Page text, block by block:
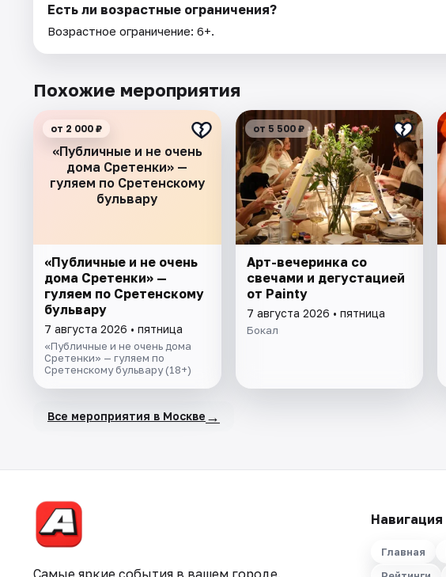
Есть ли возрастные ограничения?
Возрастное ограничение: 6+.
Похожие мероприятия
«Публичные и не очень
дома Сретенки» —
гуляем по Сретенскому
бульвару
от 2 000 ₽
«Публичные и не очень
дома Сретенки» —
гуляем по Сретенскому
бульвару
7 августа 2026 • пятница
«Публичные и не очень дома
Сретенки» — гуляем по
Сретенскому бульвару (18+)
от 5 500 ₽
Арт-вечеринка со
свечами и дегустацией
от Painty
7 августа 2026 • пятница
Бокал
Все мероприятия в Москве →
Самые яркие события в вашем городе.
Навигация
Главная